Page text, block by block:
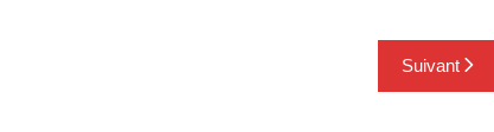
Suivant